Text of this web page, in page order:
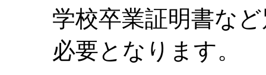
学校卒業証明書な
必要となります。